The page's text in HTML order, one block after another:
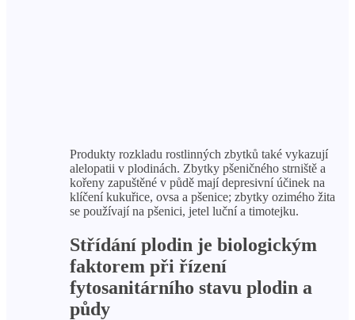
Produkty rozkladu rostlinných zbytků také vykazují
alelopatii v plodinách. Zbytky pšeničného strniště a
kořeny zapuštěné v půdě mají depresivní účinek na
klíčení kukuřice, ovsa a pšenice; zbytky ozimého žita
se používají na pšenici, jetel luční a timotejku.
Střídání plodin je biologickým
faktorem při řízení
fytosanitárního stavu plodin a
půdy